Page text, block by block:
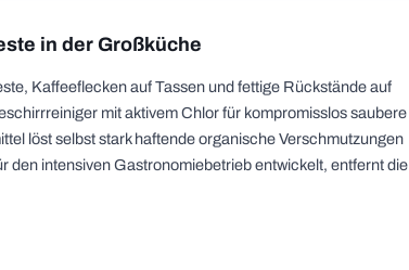
in der Großküche
Kaffeeflecken auf Tassen und fettige Rückstände auf
mit aktivem Chlor für kompromisslos saubere
löst selbst stark haftende organische Verschmutzungen
den intensiven Gastronomiebetrieb entwickelt, entfernt die